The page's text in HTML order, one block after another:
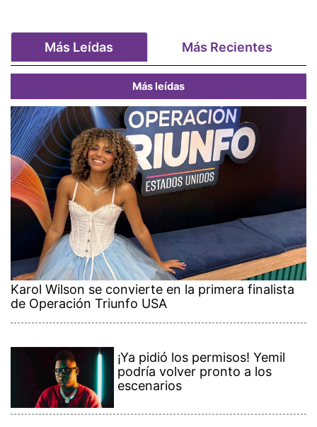
Más Leídas Más Recientes
Más leídas
Karol Wilson se convierte en la primera finalista
de Operación Triunfo USA
¡Ya pidió los permisos! Yemil
podría volver pronto a los
escenarios